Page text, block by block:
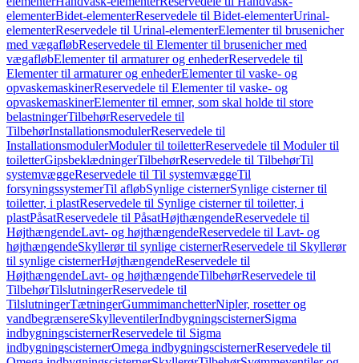
elementerBidet-elementerReservedele til Bidet-elementerUrinal-
elementerReservedele til Urinal-elementerElementer til brusenicher
med vægafløbReservedele til Elementer til brusenicher med
vægafløbElementer til armaturer og enhederReservedele til
Elementer til armaturer og enhederElementer til vaske- og
opvaskemaskinerReservedele til Elementer til vaske- og
opvaskemaskinerElementer til emner, som skal holde til store
belastningerTilbehørReservedele til
TilbehørInstallationsmodulerReservedele til
InstallationsmodulerModuler til toiletterReservedele til Moduler til
toiletterGipsbeklædningerTilbehørReservedele til TilbehørTil
systemvæggeReservedele til Til systemvæggeTil
forsyningssystemerTil afløbSynlige cisternerSynlige cisterner til
toiletter, i plastReservedele til Synlige cisterner til toiletter, i
plastPåsatReservedele til PåsatHøjthængendeReservedele til
HøjthængendeLavt- og højthængendeReservedele til Lavt- og
højthængendeSkyllerør til synlige cisternerReservedele til Skyllerør
til synlige cisternerHøjthængendeReservedele til
HøjthængendeLavt- og højthængendeTilbehørReservedele til
TilbehørTilslutningerReservedele til
TilslutningerTætningerGummimanchetterNipler, rosetter og
vandbegrænsereSkylleventilerIndbygningscisternerSigma
indbygningscisternerReservedele til Sigma
indbygningscisternerOmega indbygningscisternerReservedele til